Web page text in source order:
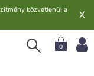
közvetlenül a
X
0